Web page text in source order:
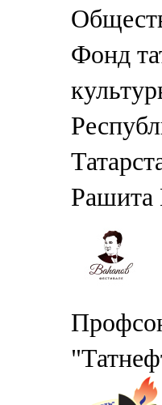
Фонд
Рашита